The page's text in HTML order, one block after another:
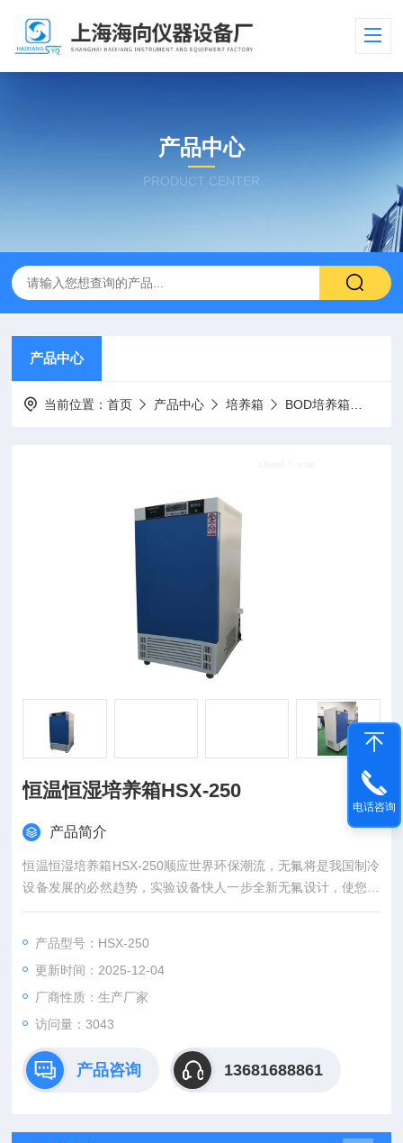
产品中心
PRODUCT CENTER
产品中心
当前位置：首页 产品中心 培养箱 BOD培养箱
恒温恒湿培养箱HSX-250
产品简介
恒温恒湿培养箱HSX-250顺应世界环保潮流，无氟将是我国制冷
设备发展的必然趋势，实验设备快人一步全新无氟设计，使您始
终走在健康生活的前面。品牌压缩机和循环风机，效率高、能耗
与传统低温设备相比，降温时间减少40%以上。 设备出现异常情
况时可通过语音通知用户，实现远程报警，实现无人实验。
产品型号：HSX-250
更新时间：2025-12-04
厂商性质：生产厂家
访问量：3043
产品咨询 13681688861
电话咨询